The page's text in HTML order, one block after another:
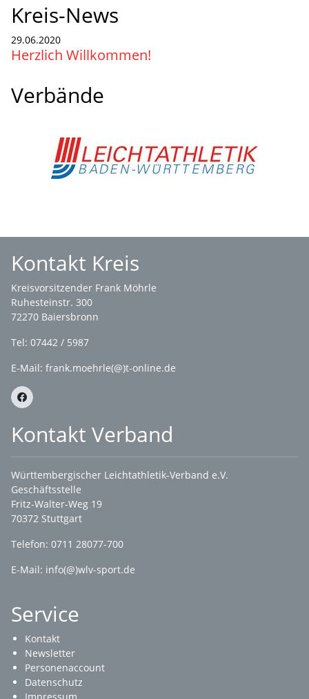
Kreis-News
29.06.2020
Herzlich Willkommen!
Verbände
Kontakt Kreis
Kreisvorsitzender Frank Möhrle
Ruhesteinstr. 300
72270 Baiersbronn
Tel: 07442 / 5987
E-Mail: frank.moehrle(@)t-online.de
Kontakt Verband
Württembergischer Leichtathletik-Verband e.V.
Geschäftsstelle
Fritz-Walter-Weg 19
70372 Stuttgart
Telefon: 0711 28077-700
E-Mail: info(@)wlv-sport.de
Service
Kontakt
Newsletter
Personenaccount
Datenschutz